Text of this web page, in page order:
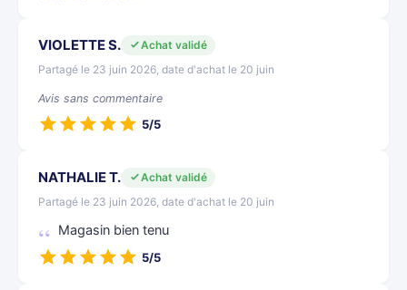
VIOLETTE S.
Achat validé
Partagé le 23 juin 2026, date d'achat le 20 juin
Avis sans commentaire
5/5
NATHALIE T.
Achat validé
Partagé le 23 juin 2026, date d'achat le 20 juin
Magasin bien tenu
5/5